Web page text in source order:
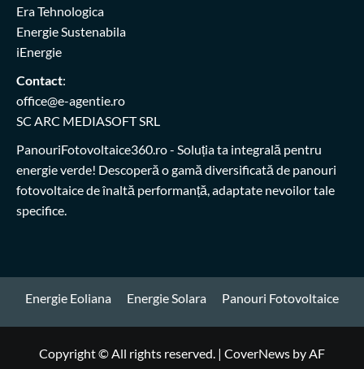
Era Tehnologica
Energie Sustenabila
iEnergie
Contact:
office@e-agentie.ro
SC ARC MEDIASOFT SRL
PanouriFotovoltaice360.ro- Soluția ta integrală pentru
energie verde! Descoperă o gamă diversificată de panouri
fotovoltaice de înaltă performanță, adaptate nevoilor tale
specifice.
Energie Eoliana Energie Solara Panouri Fotovoltaice
Copyright © All rights reserved. | CoverNews by AF